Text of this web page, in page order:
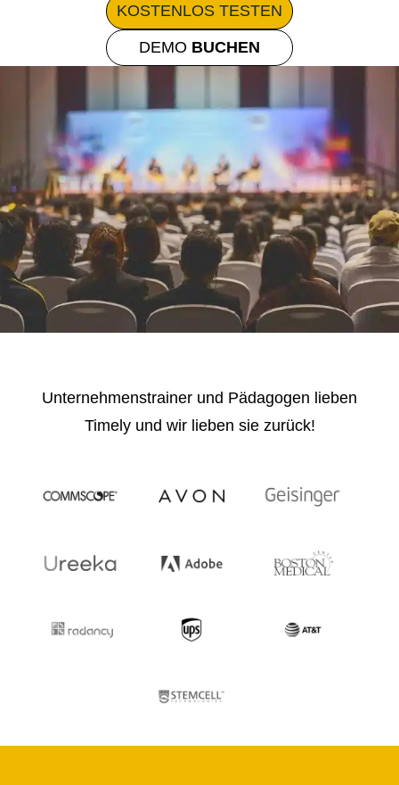
KOSTENLOS TESTEN
DEMO BUCHEN
Unternehmenstrainer und Pädagogen lieben
Timely und wir lieben sie zurück!